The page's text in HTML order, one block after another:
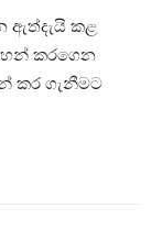
ඇත්දැයි කළ
කරගෙන
කර ගැනීමට